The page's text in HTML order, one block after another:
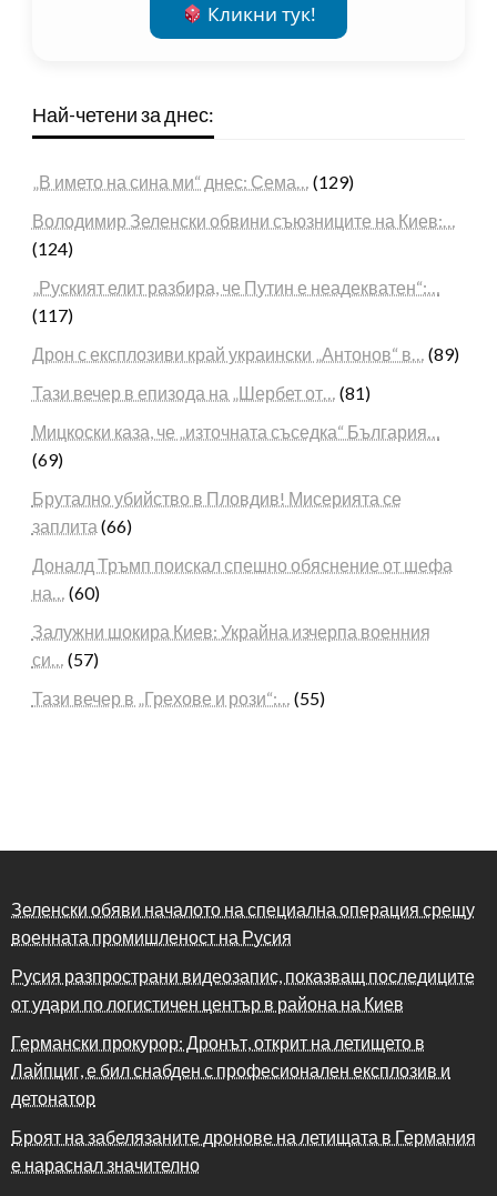
Кликни тук!
Най-четени за днес:
„В името на сина ми“ днес: Сема… (129)
Володимир Зеленски обвини съюзниците на Киев:…
(124)
„Руският елит разбира, че Путин е неадекватен“:…
(117)
Дрон с експлозиви край украински „Антонов“ в… (89)
Тази вечер в епизода на „Шербет от… (81)
Мицкоски каза, че „източната съседка“ България…
(69)
Брутално убийство в Пловдив! Мисерията се
заплита (66)
Доналд Тръмп поискал спешно обяснение от шефа
на… (60)
Залужни шокира Киев: Украйна изчерпа военния
си… (57)
Тази вечер в „Грехове и рози“:… (55)
Зеленски обяви началото на специална операция срещу
военната промишленост на Русия
Русия разпространи видеозапис, показващ последиците
от удари по логистичен център в района на Киев
Германски прокурор: Дронът, открит на летището в
Лайпциг, е бил снабден с професионален експлозив и
детонатор
Броят на забелязаните дронове на летищата в Германия
е нараснал значително